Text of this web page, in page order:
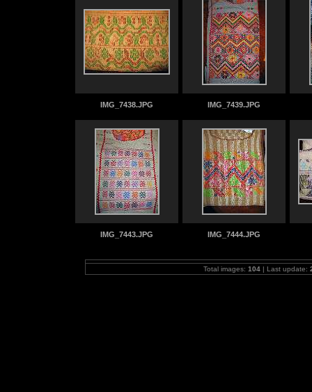
IMG_7438.JPG IMG_7439.JPG
IMG_7443.JPG IMG_7444.JPG
Total images: 104 | Last update: